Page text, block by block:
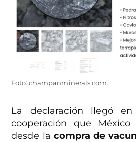
Foto: champanminerals.com.
La declaración llegó
cooperación que
desde la compra de